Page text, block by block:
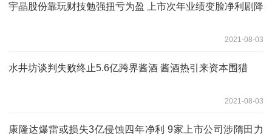
宇晶股份靠玩财技勉强扭亏为盈 上市次年业绩变脸净利剧降
2021-08-03
水井坊谈判失败终止5.6亿跨界酱酒 酱酒热引来资本围猎
2021-08-03
康隆达爆雷或损失3亿侵蚀四年净利 9家上市公司涉隋田力